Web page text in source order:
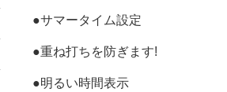
●サマータイム設定
●重ね打ちを防ぎます!
●明るい時間表示